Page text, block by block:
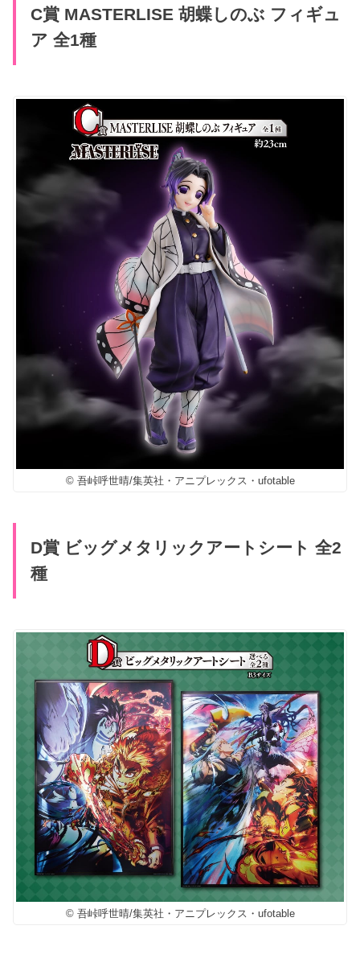
C賞 MASTERLISE 胡蝶しのぶ フィギュ
ア 全1種
© 吾峠呼世晴/集英社・アニプレックス・ufotable
D賞 ビッグメタリックアートシート 全2
種
© 吾峠呼世晴/集英社・アニプレックス・ufotable